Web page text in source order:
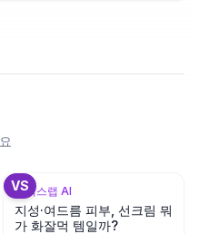
VS
뷰틱스랩 AI
지성·여드름 피부, 선크림 뭐
가 화잘먹 템일까?